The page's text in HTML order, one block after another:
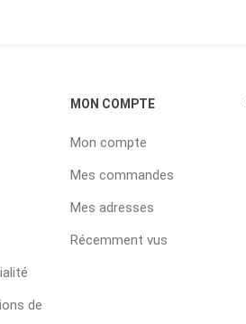
de
MON COMPTE
Mon compte
Mes commandes
Mes adresses
Récemment vus